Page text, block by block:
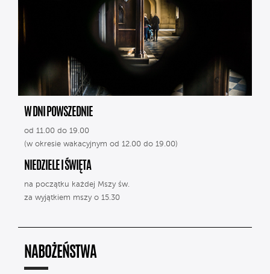
W DNI POWSZEDNIE
od 11.00 do 19.00
(w okresie wakacyjnym od 12.00 do 19.00)
NIEDZIELE I ŚWIĘTA
na początku każdej Mszy św.
za wyjątkiem mszy o 15.30
NABOŻEŃSTWA